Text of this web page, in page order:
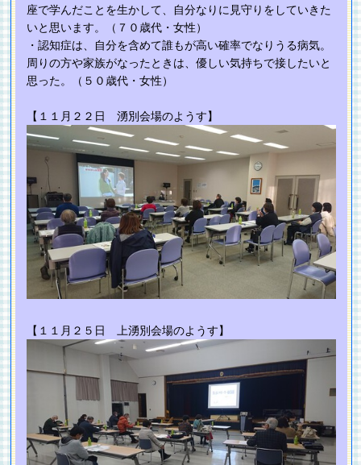
座で学んだことを生かして、自分なりに見守りをしていきた
いと思います。（７０歳代・女性）
・認知症は、自分を含めて誰もが高い確率でなりうる病気。
周りの方や家族がなったときは、優しい気持ちで接したいと
思った。（５０歳代・女性）
【１１月２２日 湧別会場のようす】
【１１月２５日 上湧別会場のようす】